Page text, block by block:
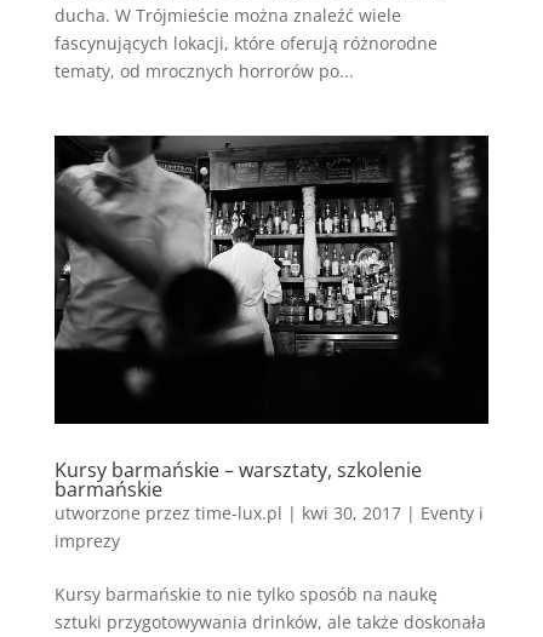
ducha. W Trójmieście można znaleźć wiele
fascynujących lokacji, które oferują różnorodne
tematy, od mrocznych horrorów po...
Kursy barmańskie – warsztaty, szkolenie
barmańskie
utworzone przez time-lux.pl | kwi 30, 2017| Eventy i
imprezy
Kursy barmańskie to nie tylko sposób na naukę
sztuki przygotowywania drinków, ale także doskonała